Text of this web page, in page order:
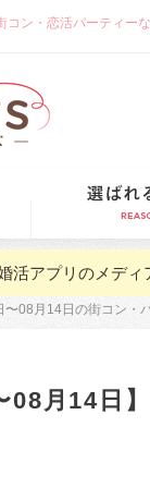
コン・恋活パーティー
活アプリのメディ
〜08月14日の街コン・
08月14日